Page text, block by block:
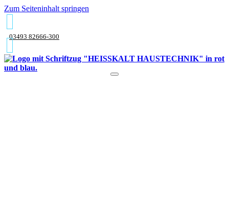
Zum Seiteninhalt springen
03493 82666-300